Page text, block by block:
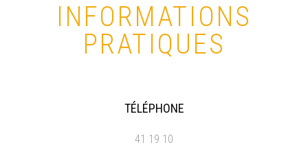
INFORMATIONS
PRATIQUES
TÉLÉPHONE
41 19 10